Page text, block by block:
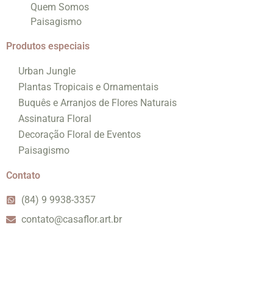
Quem Somos
Paisagismo
Produtos especiais
Urban Jungle
Plantas Tropicais e Ornamentais
Buquês e Arranjos de Flores Naturais
Assinatura Floral
Decoração Floral de Eventos
Paisagismo
Contato
(84) 9 9938-3357
contato@casaflor.art.br